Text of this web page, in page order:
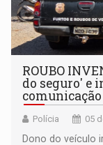
ROUBO
do seguro' e
comunicação
Polícia 05
Dono do veículo